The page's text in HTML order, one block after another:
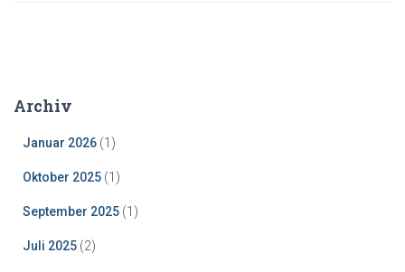
Archiv
Januar 2026 (1)
Oktober 2025 (1)
September 2025 (1)
Juli 2025 (2)